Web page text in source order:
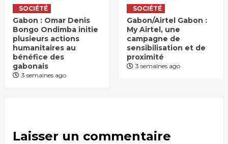
SOCIÉTÉ
Gabon : Omar Denis
Bongo Ondimba initie
plusieurs actions
humanitaires au
bénéfice des
gabonais
3 semaines ago
SOCIÉTÉ
Gabon/Airtel Gabon :
My Airtel, une
campagne de
sensibilisation et de
proximité
3 semaines ago
Laisser un commentaire